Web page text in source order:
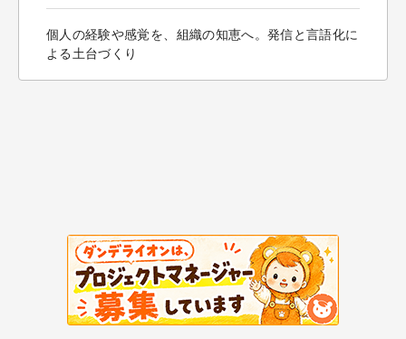
個人の経験や感覚を、組織の知恵へ。発信と言語化に
よる土台づくり